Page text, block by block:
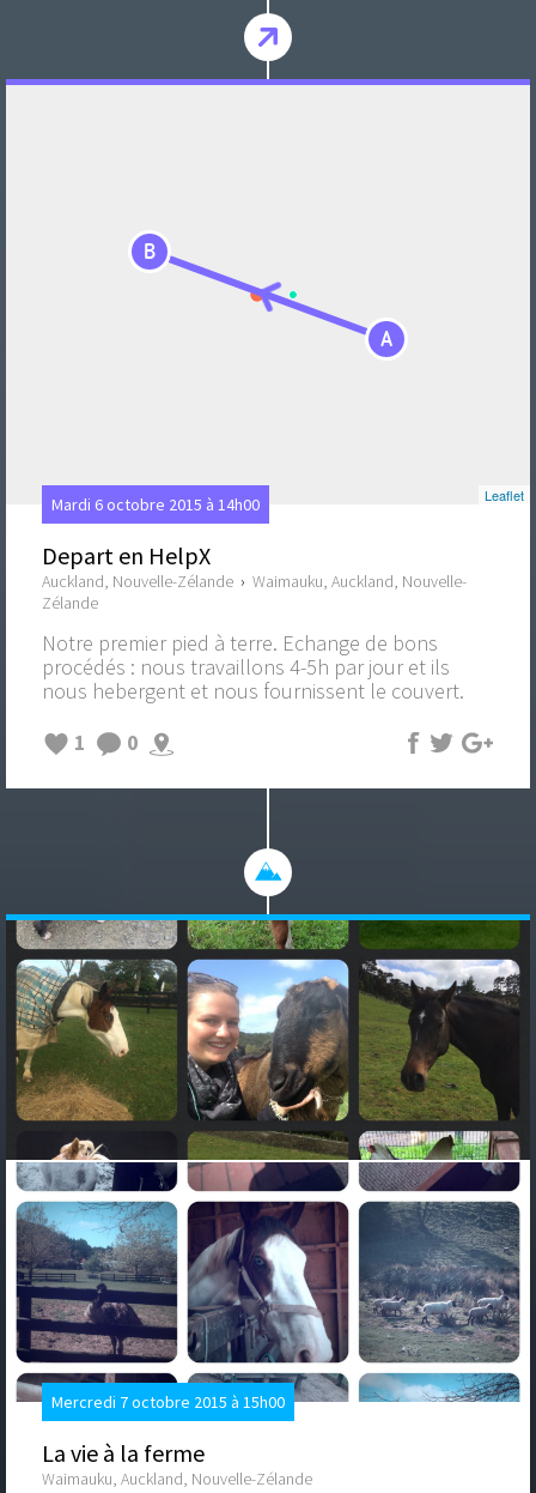
A
B
Leaflet
Mardi 6 octobre 2015 à 14h00
Depart en HelpX
Auckland, Nouvelle-Zélande › Waimauku, Auckland, Nouvelle-
Zélande
Notre premier pied à terre. Echange de bons
procédés : nous travaillons 4-5h par jour et ils
nous hebergent et nous fournissent le couvert.
1
0
Mercredi 7 octobre 2015 à 15h00
La vie à la ferme
Waimauku, Auckland, Nouvelle-Zélande